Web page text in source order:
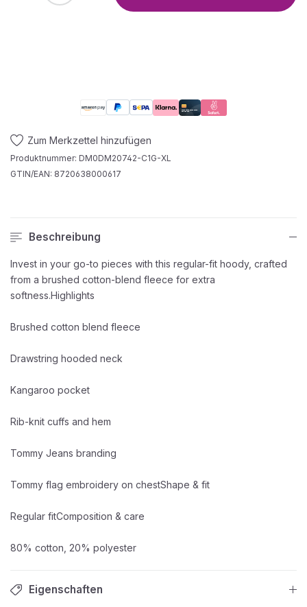
Zum Merkzettel hinzufügen
Produktnummer: DM0DM20742-C1G-XL
GTIN/EAN: 8720638000617
Beschreibung
Invest in your go-to pieces with this regular-fit hoody, crafted
from a brushed cotton-blend fleece for extra
softness.Highlights
Brushed cotton blend fleece
Drawstring hooded neck
Kangaroo pocket
Rib-knit cuffs and hem
Tommy Jeans branding
Tommy flag embroidery on chestShape & fit
Regular fitComposition & care
80% cotton, 20% polyester
Eigenschaften